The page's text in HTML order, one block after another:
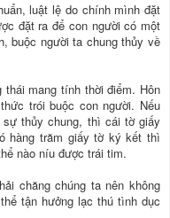
luật lệ do chính mình đặt
đặt ra để con người có một
buộc người ta chung thủy về
mang tính thời điểm. Hôn
trói buộc con người. Nếu
thủy chung, thì cái tờ giấy
hàng trăm giấy tờ ký kết thì
nào níu được trái tim.
chăng chúng ta nên không
tận hưởng lạc thú tình dục